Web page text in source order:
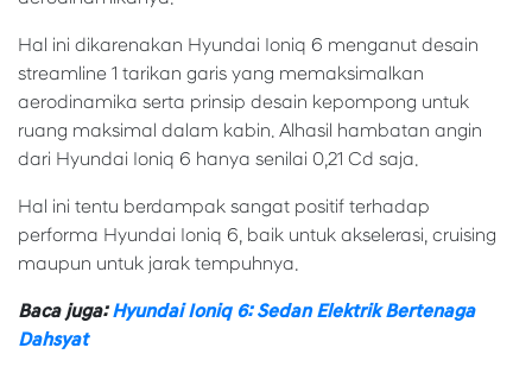
Hal ini dikarenakan Hyundai Ioniq 6 menganut desain
streamline 1 tarikan garis yang memaksimalkan
aerodinamika serta prinsip desain kepompong untuk
ruang maksimal dalam kabin. Alhasil hambatan angin
dari Hyundai Ioniq 6 hanya senilai 0,21 Cd saja.
Hal ini tentu berdampak sangat positif terhadap
performa Hyundai Ioniq 6, baik untuk akselerasi, cruising
maupun untuk jarak tempuhnya.
Baca juga:Hyundai Ioniq 6: Sedan Elektrik Bertenaga
Dahsyat